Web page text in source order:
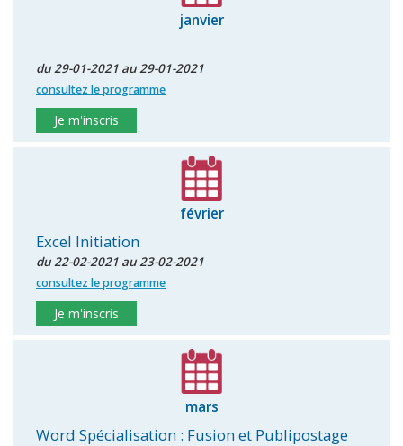
janvier
du 29-01-2021 au 29-01-2021
consultez le programme
Je m'inscris
février
Excel Initiation
du 22-02-2021 au 23-02-2021
consultez le programme
Je m'inscris
mars
Word Spécialisation : Fusion et Publipostage